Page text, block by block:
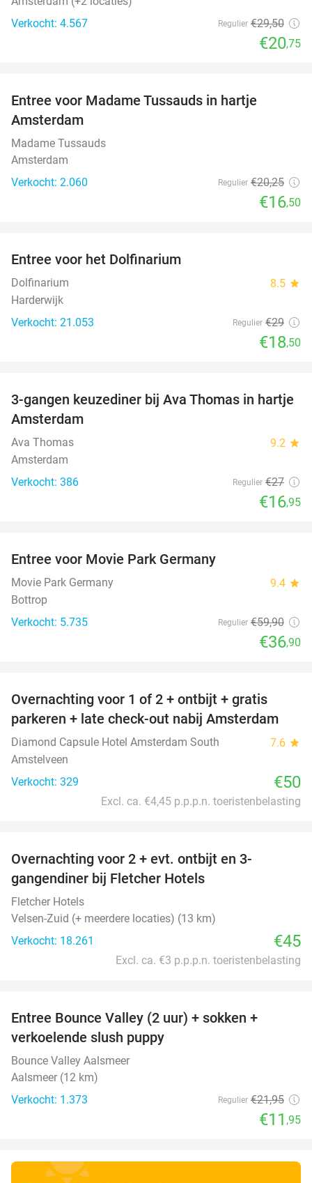
Verkocht: 4.567
Regulier €29,50
€20,75
Entree voor Madame Tussauds in hartje
Amsterdam
Madame Tussauds
Amsterdam
Verkocht: 2.060
Regulier €20,25
€16,50
Entree voor het Dolfinarium
Dolfinarium 8.5 star
Harderwijk
Verkocht: 21.053
Regulier €29
€18,50
37%
3-gangen keuzediner bij Ava Thomas in hartje
Amsterdam
Ava Thomas 9.2 star
Amsterdam
Verkocht: 386
Regulier €27
€16,95
Entree voor Movie Park Germany
Movie Park Germany 9.4 star
Bottrop
Verkocht: 5.735
Regulier €59,90
€36,90
Overnachting voor 1 of 2 + ontbijt + gratis
parkeren + late check-out nabij Amsterdam
Diamond Capsule Hotel Amsterdam South 7.6 star
Amstelveen
Verkocht: 329
€50
Excl. ca. €4,45 p.p.p.n. toeristenbelasting
Overnachting voor 2 + evt. ontbijt en 3-
gangendiner bij Fletcher Hotels
Fletcher Hotels
Velsen-Zuid (+ meerdere locaties) (13 km)
Verkocht: 18.261
€45
Excl. ca. €3 p.p.p.n. toeristenbelasting
Entree Bounce Valley (2 uur) + sokken +
verkoelende slush puppy
Bounce Valley Aalsmeer
Aalsmeer (12 km)
Verkocht: 1.373
Regulier €21,95
€11 ,95